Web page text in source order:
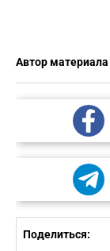
Автор материала
Поделиться: